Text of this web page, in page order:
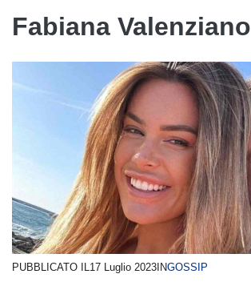
Fabiana Valenziano
PUBBLICATO IL 17 Luglio 2023 INGOSSIP